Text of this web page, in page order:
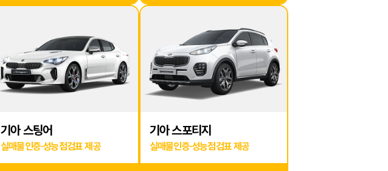
기아 스팅어
실매물인증·성능점검표 제공
기아 스포티지
실매물인증·성능점검표 제공